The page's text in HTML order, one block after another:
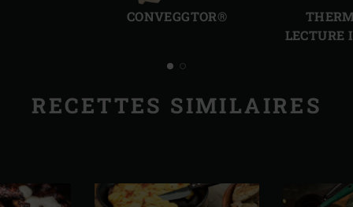
CONVEGGTOR®
LECTURE
RECETTES SIMILAIRES